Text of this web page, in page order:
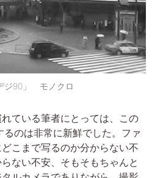
ジ90」 モノクロ
ている筆者にとっては、この
るのは非常に新鮮でした。ファ
こまで写るのか分からない不
ない不安、そもそもちゃんと